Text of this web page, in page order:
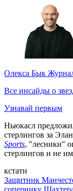
Олекса Бык
Все инсайды о
Узнавай первым
Ньюкасл
стерлингов за
Sports, "лесники"
стерлингов и не
кстати
Защитник